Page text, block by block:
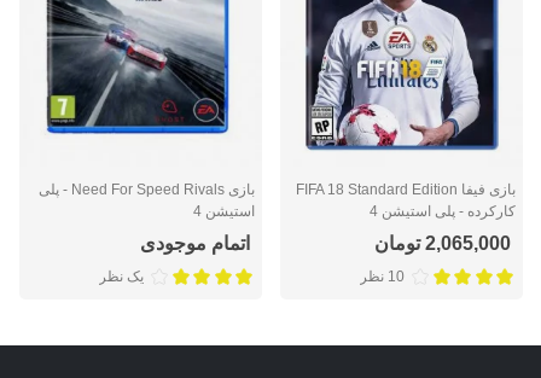
بازی فیفا FIFA 18 Standard Edition
کارکرده - پلی استیشن 4
2,065,000 تومان
10 نظر
بازی Need For Speed Rivals - پلی
استیشن 4
اتمام موجودی
یک نظر